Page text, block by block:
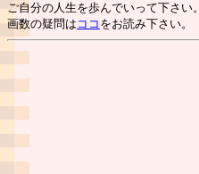
ご自分の人生を歩んでいって下さい。
画数の疑問は ココ をお読み下さい。